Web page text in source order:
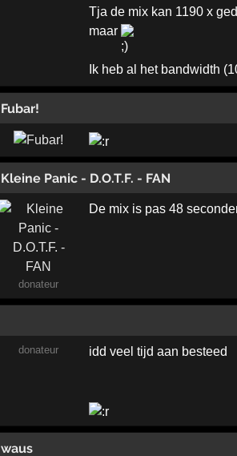
Tja de mix kan 1190 x
maar
Ik heb al het bandwidth
Fubar!
Kleine Panic - D.O.T.F. - FAN
donateur
De mix is pas 48
donateur idd veel tijd aan besteed
waus